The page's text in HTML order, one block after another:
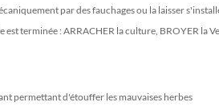
par des fauchages ou la laisser
est terminée : ARRACHER la culture, BROYER la
permettant d'étouffer les mauvaises herbes